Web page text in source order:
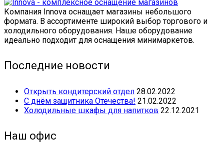
Компания Innova оснащает магазины небольшого
формата. В ассортименте широкий выбор торгового и
холодильного оборудования. Наше оборудование
идеально подходит для оснащения минимаркетов.
Последние новости
Открыть кондитерский отдел 28.02.2022
С днём защитника Отечества! 21.02.2022
Холодильные шкафы для напитков 22.12.2021
Наш офис